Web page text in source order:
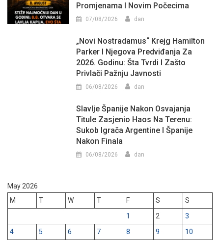
Promjenama I Novim Počecima
07/08/2026 dan
„Novi Nostradamus“ Krejg Hamilton
Parker I Njegova Predviđanja Za
2026. Godinu: Šta Tvrdi I Zašto
Privlači Pažnju Javnosti
06/08/2026 dan
Slavlje Španije Nakon Osvajanja
Titule Zasjenio Haos Na Terenu:
Sukob Igrača Argentine I Španije
Nakon Finala
06/08/2026 dan
May 2026
M
T W T F S
S
1
2
3
4
5 6 7 8 9
10